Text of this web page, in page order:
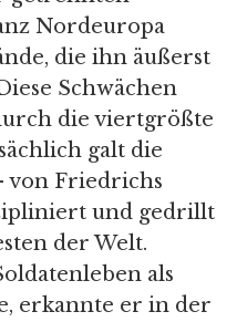
Nordeuropa
die ihn äußerst
Schwächen
die viertgrößte
galt die
von Friedrichs
und gedrillt
der Welt.
als
erkannte er in der